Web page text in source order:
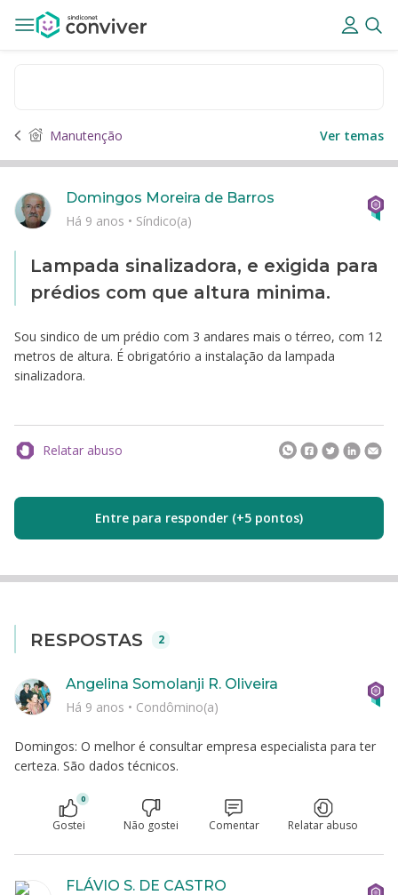
Manutenção Ver temas
Lampada sinalizadora, e exigida para
prédios com que altura minima.
Sou sindico de um prédio com 3 andares mais o térreo, com 12
metros de altura. É obrigatório a instalação da lampada
sinalizadora.
Domingos Moreira de Barros
Há 9 anos • Síndico(a)
Relatar abuso
Entre para responder (+5 pontos)
RESPOSTAS 2
Domingos: O melhor é consultar empresa especialista para ter
certeza. São dados técnicos.
Angelina Somolanji R. Oliveira
Há 9 anos • Condômino(a)
0
Gostei Não gostei Comentar Relatar abuso
FLÁVIO S. DE CASTRO